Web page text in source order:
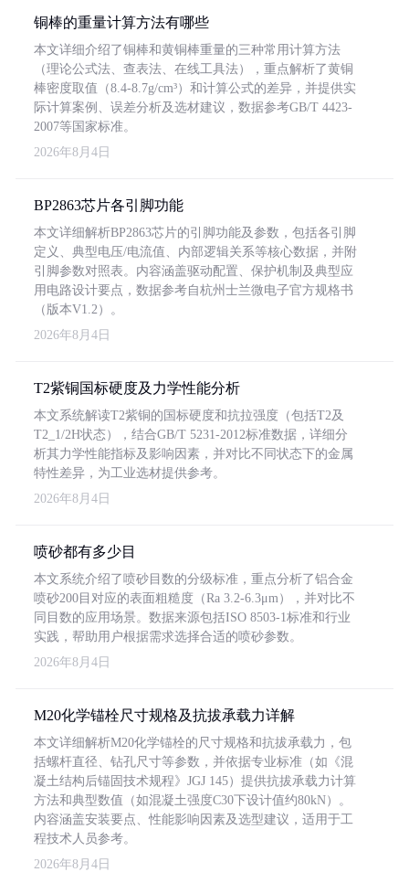
铜棒的重量计算方法有哪些
本文详细介绍了铜棒和黄铜棒重量的三种常用计算方法
（理论公式法、查表法、在线工具法），重点解析了黄铜
棒密度取值（8.4-8.7g/cm³）和计算公式的差异，并提供实
际计算案例、误差分析及选材建议，数据参考GB/T 4423-
2007等国家标准。
2026年8月4日
BP2863芯片各引脚功能
本文详细解析BP2863芯片的引脚功能及参数，包括各引脚
定义、典型电压/电流值、内部逻辑关系等核心数据，并附
引脚参数对照表。内容涵盖驱动配置、保护机制及典型应
用电路设计要点，数据参考自杭州士兰微电子官方规格书
（版本V1.2）。
2026年8月4日
T2紫铜国标硬度及力学性能分析
本文系统解读T2紫铜的国标硬度和抗拉强度（包括T2及
T2_1/2H状态），结合GB/T 5231-2012标准数据，详细分
析其力学性能指标及影响因素，并对比不同状态下的金属
特性差异，为工业选材提供参考。
2026年8月4日
喷砂都有多少目
本文系统介绍了喷砂目数的分级标准，重点分析了铝合金
喷砂200目对应的表面粗糙度（Ra 3.2-6.3μm），并对比不
同目数的应用场景。数据来源包括ISO 8503-1标准和行业
实践，帮助用户根据需求选择合适的喷砂参数。
2026年8月4日
M20化学锚栓尺寸规格及抗拔承载力详解
本文详细解析M20化学锚栓的尺寸规格和抗拔承载力，包
括螺杆直径、钻孔尺寸等参数，并依据专业标准（如《混
凝土结构后锚固技术规程》JGJ 145）提供抗拔承载力计算
方法和典型数值（如混凝土强度C30下设计值约80kN）。
内容涵盖安装要点、性能影响因素及选型建议，适用于工
程技术人员参考。
2026年8月4日